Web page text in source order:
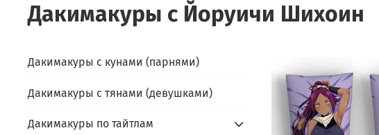
Дакимакуры с Йоруичи Шихоин
Дакимакуры с кунами (парнями)
Дакимакуры с тянами (девушками)
Дакимакуры по тайтлам